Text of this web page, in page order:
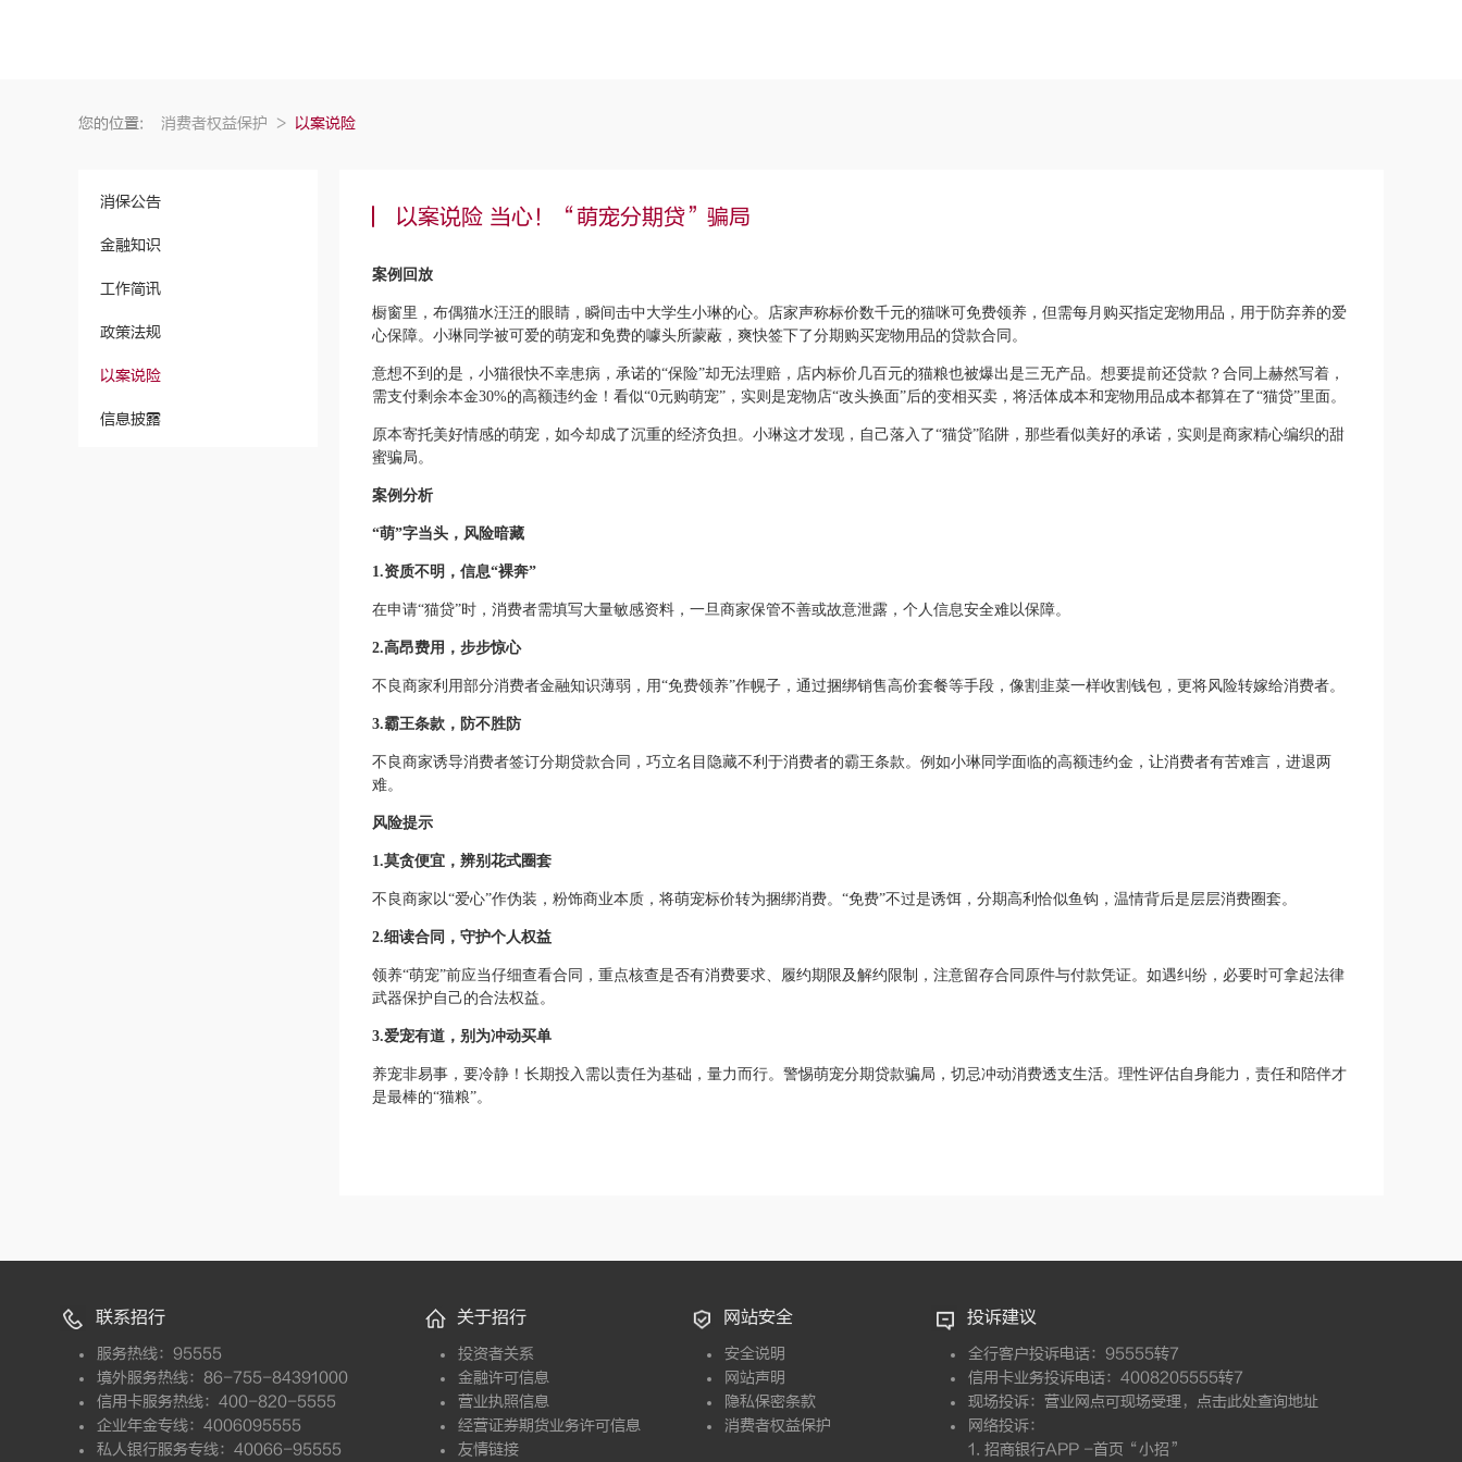
您的位置: 消费者权益保护 > 以案说险
消保公告
金融知识
工作简讯
政策法规
以案说险
信息披露
以案说险 当心！“萌宠分期贷”骗局
案例回放
橱窗里，布偶猫水汪汪的眼睛，瞬间击中大学生小琳的心。店家声称标价数千元的猫咪可免费领养，但需每月购买指定宠物用品，用于防弃养的爱
心保障。小琳同学被可爱的萌宠和免费的噱头所蒙蔽，爽快签下了分期购买宠物用品的贷款合同。
意想不到的是，小猫很快不幸患病，承诺的“保险”却无法理赔，店内标价几百元的猫粮也被爆出是三无产品。想要提前还贷款？合同上赫然写着，
需支付剩余本金30%的高额违约金！看似“0元购萌宠”，实则是宠物店“改头换面”后的变相买卖，将活体成本和宠物用品成本都算在了“猫贷”里面。
原本寄托美好情感的萌宠，如今却成了沉重的经济负担。小琳这才发现，自己落入了“猫贷”陷阱，那些看似美好的承诺，实则是商家精心编织的甜
蜜骗局。
案例分析
“萌”字当头，风险暗藏
1.资质不明，信息“裸奔”
在申请“猫贷”时，消费者需填写大量敏感资料，一旦商家保管不善或故意泄露，个人信息安全难以保障。
2.高昂费用，步步惊心
不良商家利用部分消费者金融知识薄弱，用“免费领养”作幌子，通过捆绑销售高价套餐等手段，像割韭菜一样收割钱包，更将风险转嫁给消费者。
3.霸王条款， 防不胜防
不良商家诱导消费者签订分期贷款合同，巧立名目隐藏不利于消费者的霸王条款。例如小琳同学面临的高额违约金，让消费者有苦难言，进退两
难。
风险提示
1.莫贪便宜 ，辨别花式圈套
不良商家以“爱心”作伪装，粉饰商业本质，将萌宠标价转为捆绑消费。“免费”不过是诱饵，分期高利恰似鱼钩，温情背后是层层消费圈套。
2.细读合同 ，守护个人权益
领养“萌宠”前应当仔细查看合同，重点核查是否有消费要求、履约期限及解约限制，注意留存合同原件与付款凭证。如遇纠纷，必要时可拿起法律
武器保护自己的合法权益。
3.爱宠有道，别为冲动买单
养宠非易事，要冷静！长期投入需以责任为基础，量力而行。警惕萌宠分期贷款骗局，切忌冲动消费透支生活。理性评估自身能力，责任和陪伴才
是最棒的“猫粮”。
联系招行
服务热线：95555
境外服务热线：86-755-84391000
信用卡服务热线：400-820-5555
企业年金专线：4006095555
私人银行服务专线：40066-95555
关于招行
投资者关系
金融许可信息
营业执照信息
经营证券期货业务许可信息
友情链接
网站安全
安全说明
网站声明
隐私保密条款
消费者权益保护
投诉建议
全行客户投诉电话：95555转7
信用卡业务投诉电话：4008205555转7
现场投诉：营业网点可现场受理， 点击此处查询地址
网络投诉：
1. 招商银行APP -首页“小招”